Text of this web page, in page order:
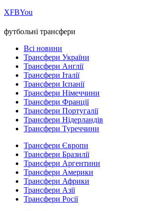
ХFBYou
футбольні трансфери
Всі новини
Трансфери України
Трансфери Англії
Трансфери Італії
Трансфери Іспанії
Трансфери Німеччини
Трансфери Франції
Трансфери Португалії
Трансфери Нідерландів
Трансфери Туреччини
Трансфери Європи
Трансфери Бразилії
Трансфери Аргентини
Трансфери Америки
Трансфери Африки
Трансфери Азії
Трансфери Росії